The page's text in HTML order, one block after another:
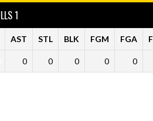
1
AST STL BLK FGM FGA
0 0 0 0 0